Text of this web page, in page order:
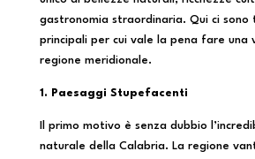
gastronomia straordinaria. Qui ci sono
principali per cui vale la pena fare una
regione meridionale.
1. Paesaggi Stupefacenti
Il primo motivo è senza dubbio
naturale della Calabria. La regione